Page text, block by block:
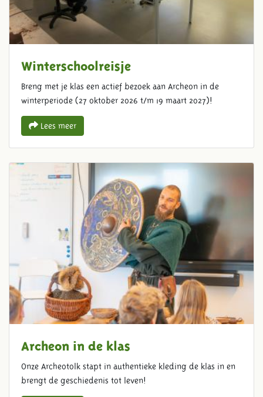
Winterschoolreisje
Breng met je klas een actief bezoek aan Archeon in de
winterperiode (27 oktober 2026 t/m 19 maart 2027)!
Lees meer
Archeon in de klas
Onze Archeotolk stapt in authentieke kleding de klas in en
brengt de geschiedenis tot leven!